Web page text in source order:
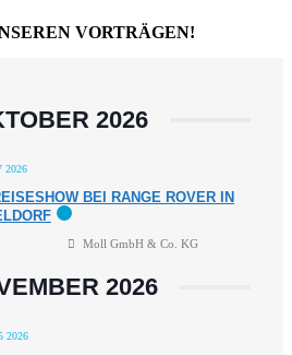
VORTRÄGEN!
2026
2026
BEI RANGE ROVER IN
Moll GmbH & Co. KG
2026
2026